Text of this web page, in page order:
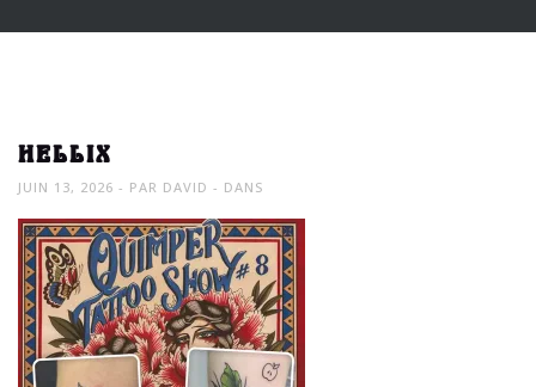
HELLIX
JUIN 13, 2026 PAR DAVID DANS